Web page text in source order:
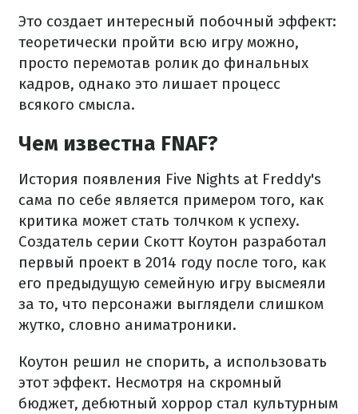
Это создает интересный побочный эффект:
теоретически пройти всю игру можно,
просто перемотав ролик до финальных
кадров, однако это лишает процесс
всякого смысла.
Чем известна FNAF?
История появления Five Nights at Freddy's
сама по себе является примером того, как
критика может стать толчком к успеху.
Создатель серии Скотт Коутон разработал
первый проект в 2014 году после того, как
его предыдущую семейную игру высмеяли
за то, что персонажи выглядели слишком
жутко, словно аниматроники.
Коутон решил не спорить, а использовать
этот эффект. Несмотря на скромный
бюджет, дебютный хоррор стал культурным